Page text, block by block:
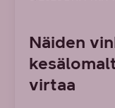
Näiden
virtaa